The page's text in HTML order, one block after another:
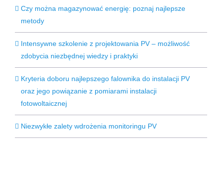
Czy można magazynować energię: poznaj najlepsze
metody
Intensywne szkolenie z projektowania PV – możliwość
zdobycia niezbędnej wiedzy i praktyki
Kryteria doboru najlepszego falownika do instalacji PV
oraz jego powiązanie z pomiarami instalacji
fotowoltaicznej
Niezwykłe zalety wdrożenia monitoringu PV